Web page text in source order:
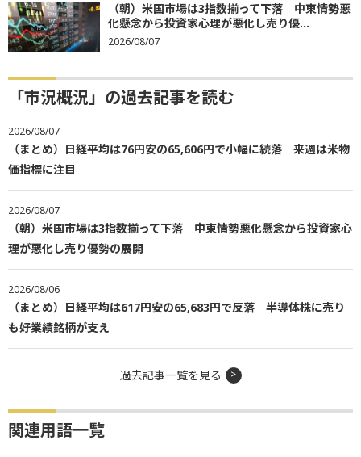
（朝）米国市場は3指数揃って下落 中東情勢悪
化懸念から投資家心理が悪化し売り優...
2026/08/07
「市況概況」の過去記事を読む
2026/08/07
（まとめ）日経平均は76円安の65,606円で小幅に続落 来週は米物
価指標に注目
2026/08/07
（朝）米国市場は3指数揃って下落 中東情勢悪化懸念から投資家心
理が悪化し売り優勢の展開
2026/08/06
（まとめ）日経平均は617円安の65,683円で反落 半導体株に売り
も好業績銘柄が支え
過去記事一覧を見る
関連用語一覧